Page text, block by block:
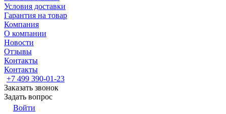
Условия доставки
Гарантия на товар
Компания
О компании
Новости
Отзывы
Контакты
Контакты
+7 499 390-01-23
Заказать звонок
Задать вопрос
Войти